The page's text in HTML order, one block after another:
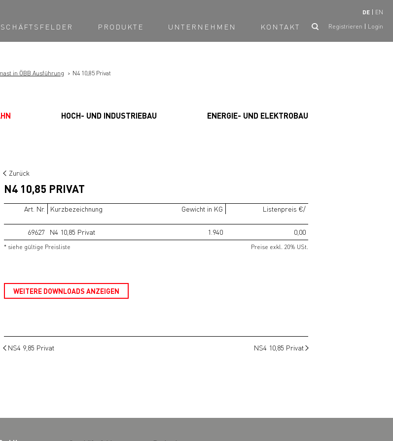
DE EN
PRODUKTE UNTERNEHMEN KONTAKT Registrieren Login
in ÖBB Ausführung N4 10,85 Privat
HOCH- UND INDUSTRIEBAU ENERGIE- UND ELEKTROBAU
Zurück
N4 10,85 PRIVAT
Art. Nr. Kurzbezeichnung Gewicht in KG Listenpreis €/
69627 N4 10,85 Privat 1.940 0,00
* siehe gültige Preisliste Preise exkl. 20% USt.
WEITERE DOWNLOADS ANZEIGEN
NS4 9,85 Privat NS4 10,85 Privat